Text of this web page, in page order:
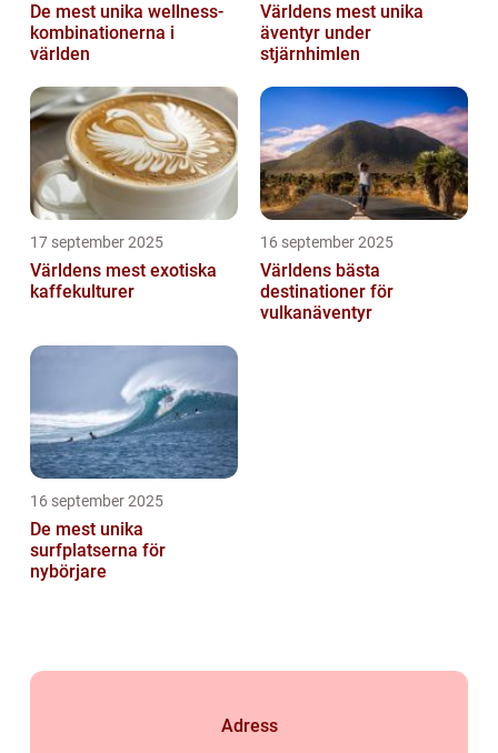
De mest unika wellness-
kombinationerna i
världen
Världens mest unika
äventyr under
stjärnhimlen
17 september 2025
Världens mest exotiska
kaffekulturer
16 september 2025
Världens bästa
destinationer för
vulkanäventyr
16 september 2025
De mest unika
surfplatserna för
nybörjare
Adress